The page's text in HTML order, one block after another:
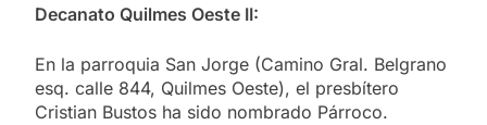
Decanato Quilmes Oeste II:
En la parroquia San Jorge (Camino Gral. Belgrano
esq. calle 844, Quilmes Oeste), el presbítero
Cristian Bustos ha sido nombrado Párroco.